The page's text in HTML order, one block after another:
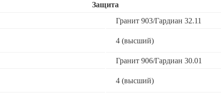
Защита
Гранит 903/Гардиан 32.11
4 (высший)
Гранит 906/Гардиан 30.01
4 (высший)